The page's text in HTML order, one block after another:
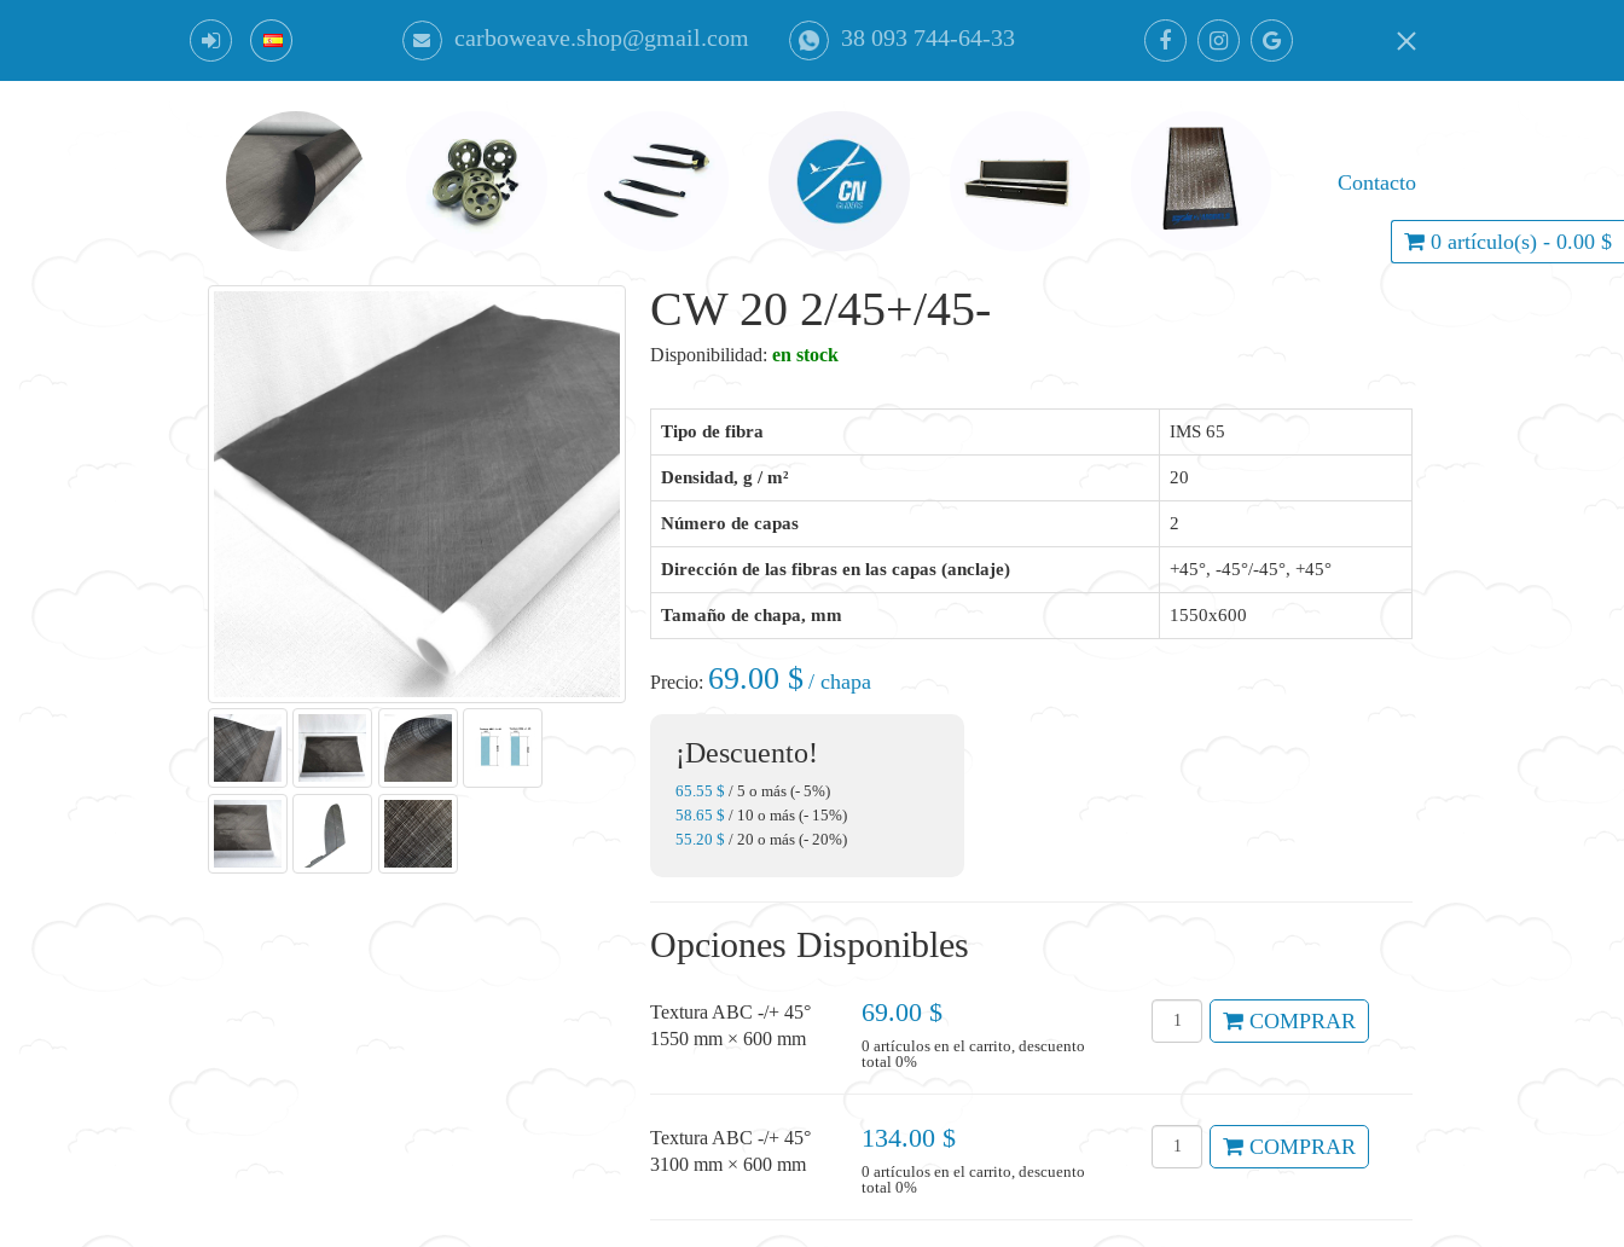
carboweave.shop@gmail.com 38 093 744-64-33
Contacto
0 artículo(s) - 0.00 $
CW 20 2/45+/45-
Disponibilidad: en stock
Tipo de fibra IMS 65
Densidad, g / m² 20
Número de capas 2
Dirección de las fibras en las capas (anclaje) +45°, -45°/-45°, +45°
Tamaño de chapa, mm 1550x600
Precio: 69.00 $ / chapa
¡Descuento!
65.55 $ / 5 o más (- 5%)
58.65 $ / 10 o más (- 15%)
55.20 $ / 20 o más (- 20%)
Opciones Disponibles
Textura ABC -/+ 45°
1550 mm × 600 mm
69.00 $
0 artículos en el carrito, descuento
total 0%
COMPRAR
Textura ABC -/+ 45°
3100 mm × 600 mm
134.00 $
0 artículos en el carrito, descuento
total 0%
COMPRAR